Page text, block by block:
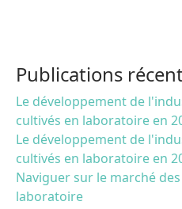
Publications
Le développement de
cultivés en laboratoire en
Le développement de
cultivés en laboratoire en
Naviguer sur le marché
laboratoire